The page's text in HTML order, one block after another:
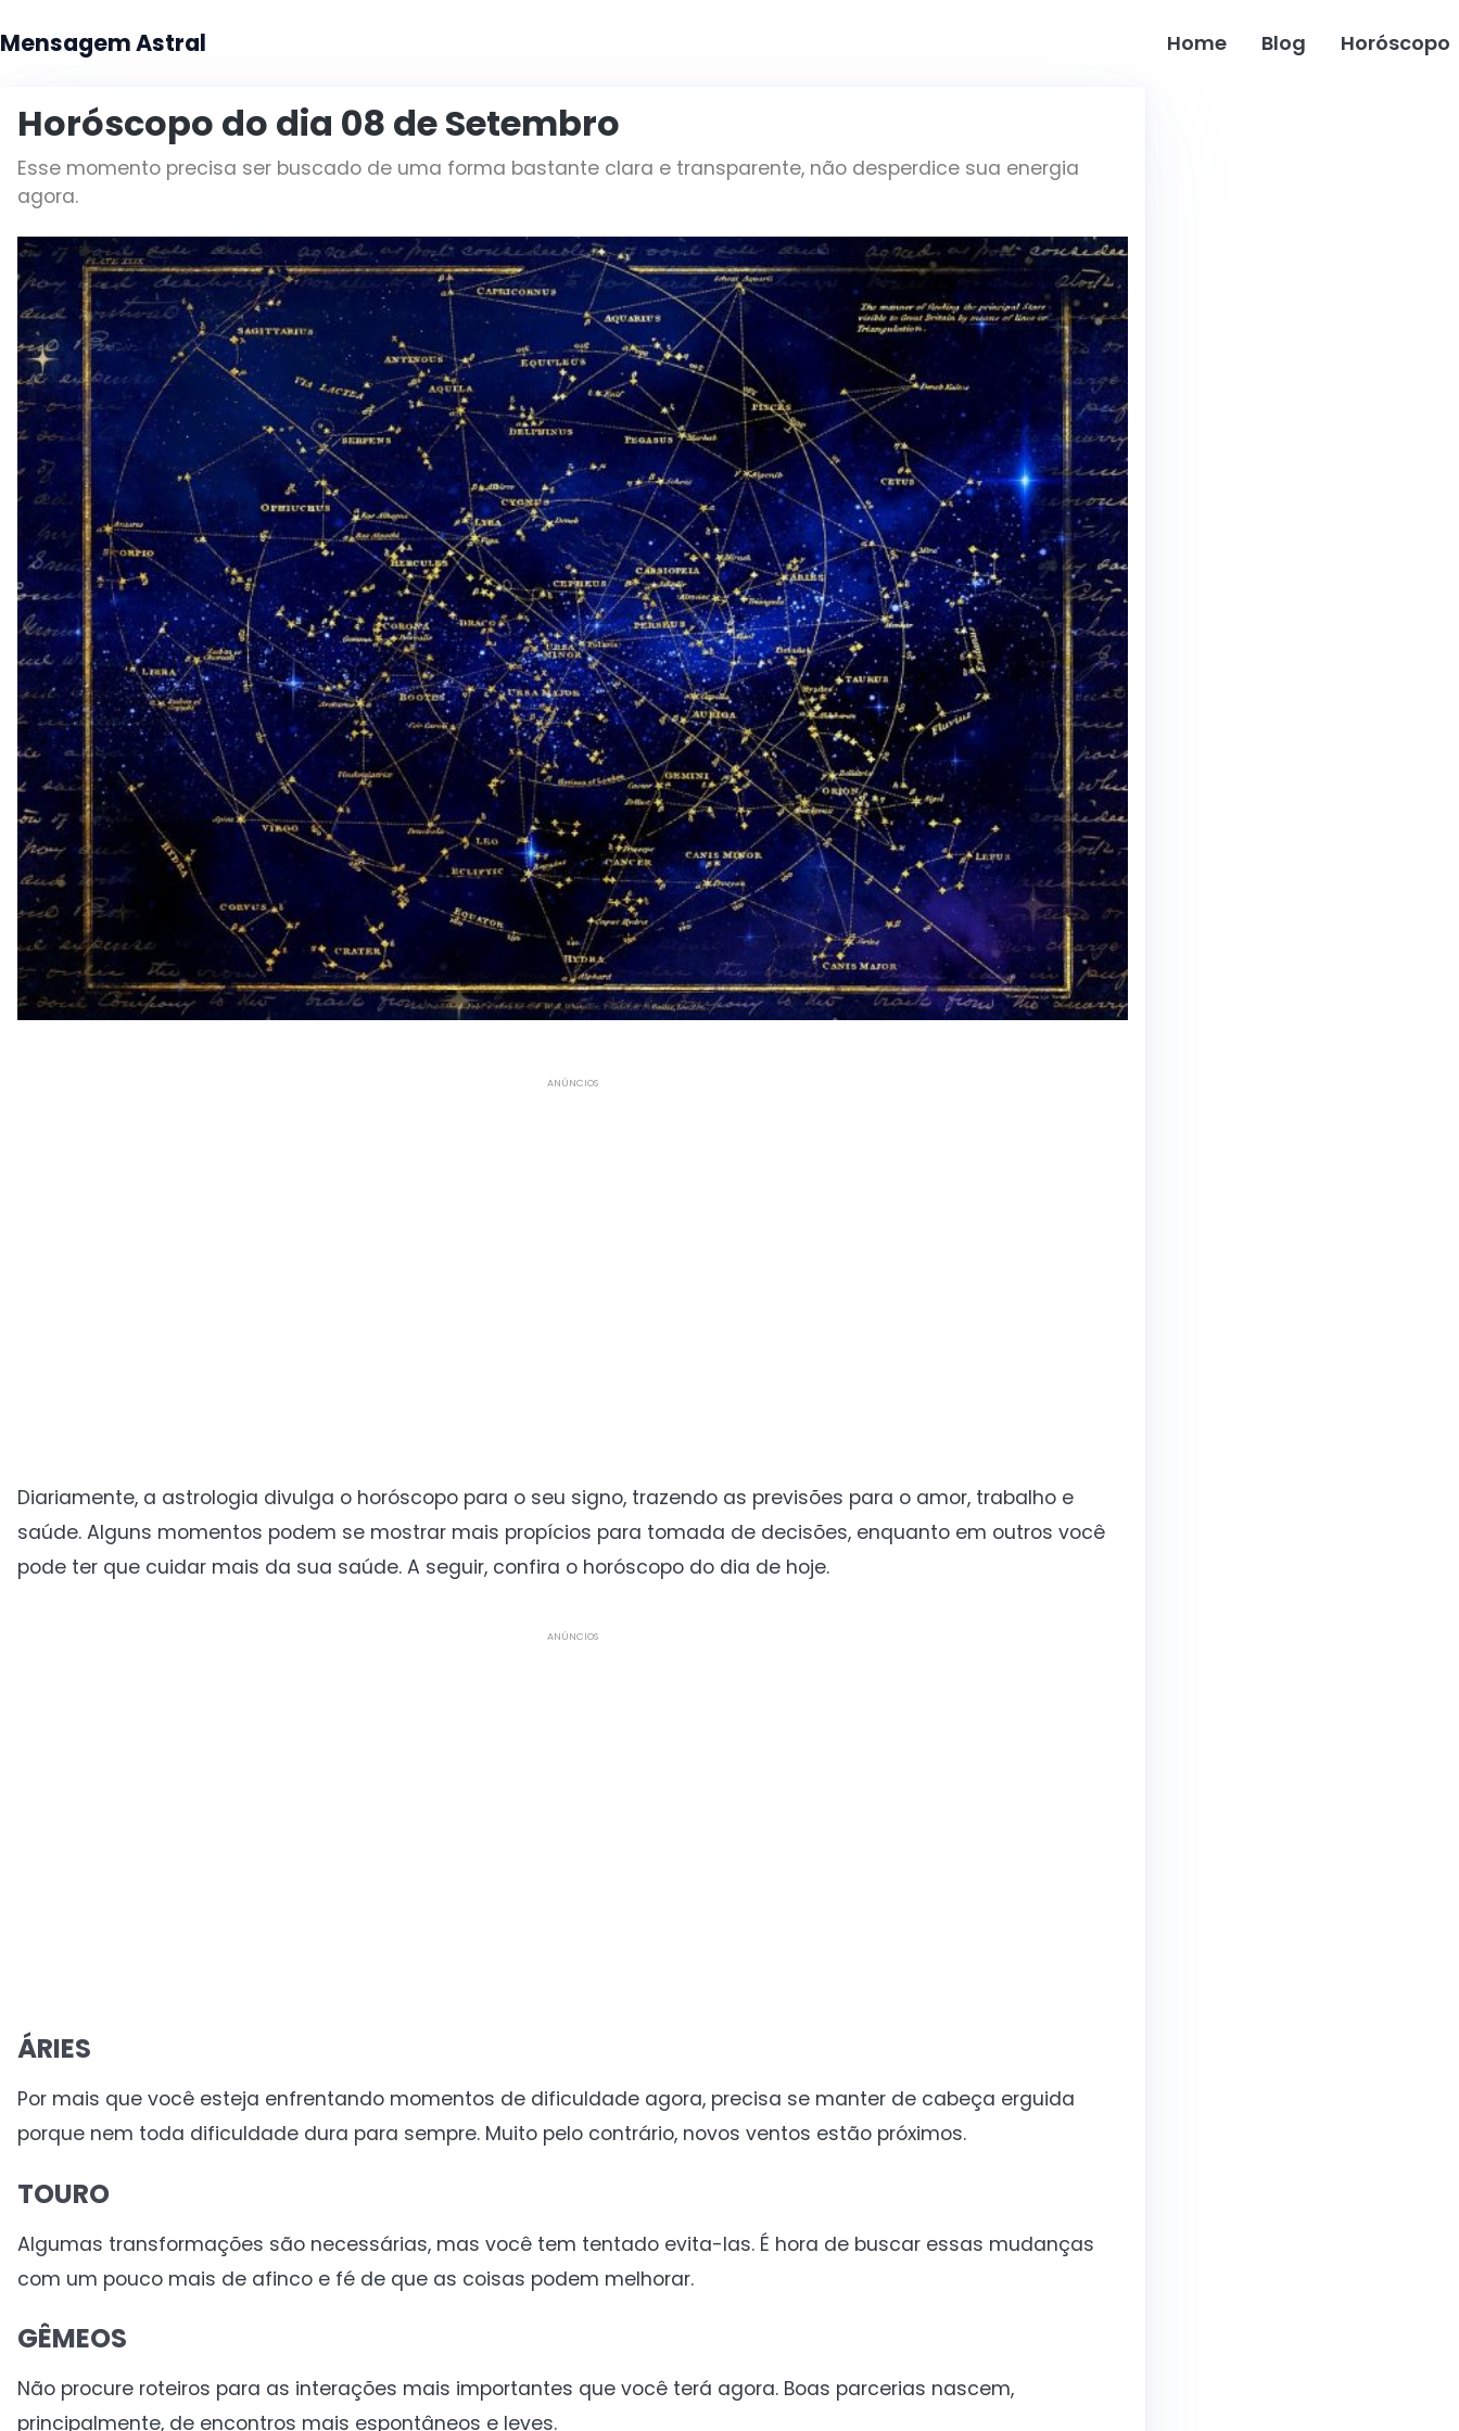
Mensagem Astral Home Blog Horóscopo
Horóscopo do dia 08 de Setembro
Esse momento precisa ser buscado de uma forma bastante clara e transparente, não desperdice sua energia
agora.
ANÚNCIOS
Diariamente, a astrologia divulga o horóscopo para o seu signo, trazendo as previsões para o amor, trabalho e
saúde. Alguns momentos podem se mostrar mais propícios para tomada de decisões, enquanto em outros você
pode ter que cuidar mais da sua saúde. A seguir, confira o horóscopo do dia de hoje.
ANÚNCIOS
ÁRIES
Por mais que você esteja enfrentando momentos de dificuldade agora, precisa se manter de cabeça erguida
porque nem toda dificuldade dura para sempre. Muito pelo contrário, novos ventos estão próximos.
TOURO
Algumas transformações são necessárias, mas você tem tentado evita-las. É hora de buscar essas mudanças
com um pouco mais de afinco e fé de que as coisas podem melhorar.
GÊMEOS
Não procure roteiros para as interações mais importantes que você terá agora. Boas parcerias nascem,
principalmente, de encontros mais espontâneos e leves.